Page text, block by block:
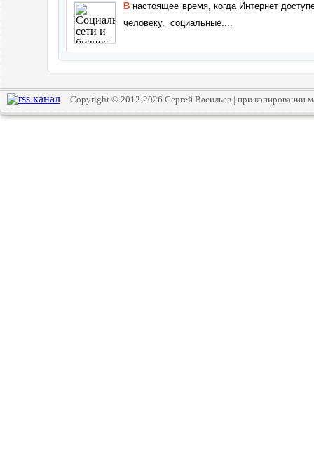
В настоящее время, когда Интернет доступен практически любому цивилизованному
человеку, социальные....
Copyright © 2012-2026 Сергей Васильев | при копировании